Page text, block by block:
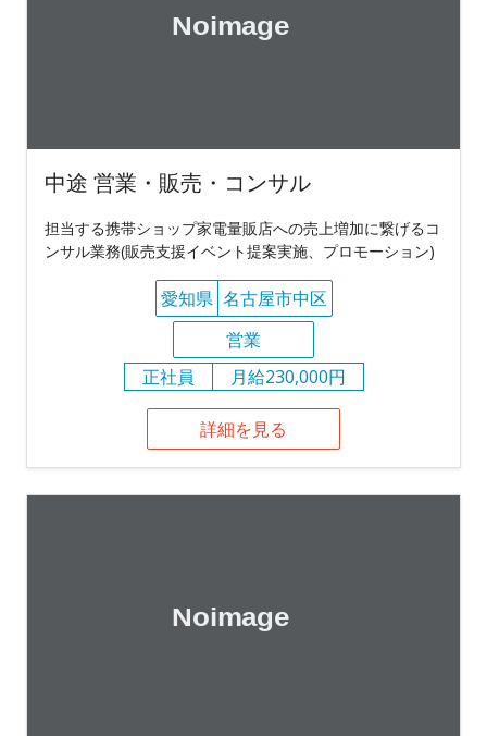
中途 営業・販売・コンサル
担当する携帯ショップ家電量販店への売上増加に繋げるコ
ンサル業務(販売支援イベント提案実施、プロモーション)
愛知県 名古屋市中区
営業
正社員
月給230,000円
詳細を見る